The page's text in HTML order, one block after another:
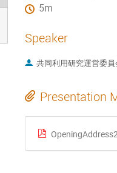
5m
Speaker
共同利用研究運営委
Presentation